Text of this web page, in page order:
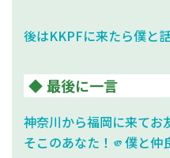
後はKKPFに来たら僕と
最後に一言
神奈川から福岡に来てお
そこのあなた！🫵僕と仲